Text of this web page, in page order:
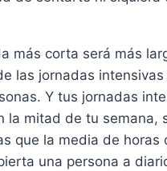
más corta será más
las jornadas intensivas
Y tus jornadas
la mitad de tu semana,
que la media de horas
una persona a